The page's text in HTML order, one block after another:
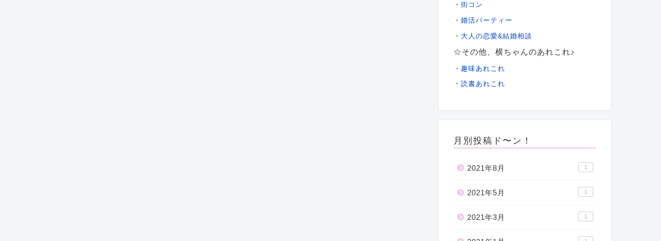
・ 街コン
・ 婚活パーティー
・ 大人の恋愛&結婚相談
☆その他、横ちゃんのあれこれ♪
・ 趣味あれこれ
・ 読書あれこれ
月別投稿ド〜ン！
2021年8月 1
2021年5月 1
2021年3月 1